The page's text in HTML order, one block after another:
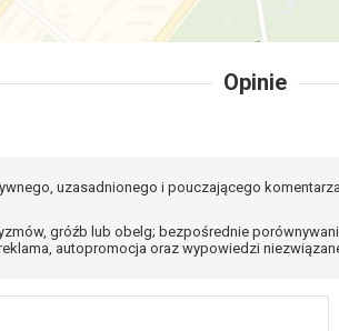
Opinie
uzasadnionego i pouczającego
gróźb lub obelg; bezpośrednie
autopromocja oraz wypowiedzi